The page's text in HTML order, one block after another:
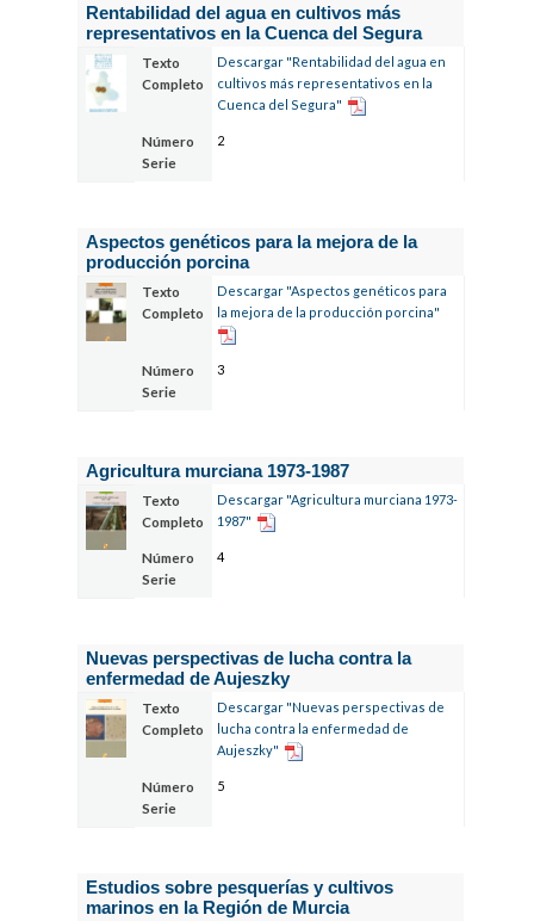
Rentabilidad del agua en cultivos más
representativos en la Cuenca del Segura
Texto
Completo
Descargar "Rentabilidad del agua en
cultivos más representativos en la
Cuenca del Segura"
Número
Serie
2
Aspectos genéticos para la mejora de la
producción porcina
Texto
Completo
Descargar "Aspectos genéticos para
la mejora de la producción porcina"
Número
Serie
3
Agricultura murciana 1973-1987
Texto
Completo
Descargar "Agricultura murciana 1973-
1987"
Número
Serie
4
Nuevas perspectivas de lucha contra la
enfermedad de Aujeszky
Texto
Completo
Descargar "Nuevas perspectivas de
lucha contra la enfermedad de
Aujeszky"
Número
Serie
5
Estudios sobre pesquerías y cultivos
marinos en la Región de Murcia